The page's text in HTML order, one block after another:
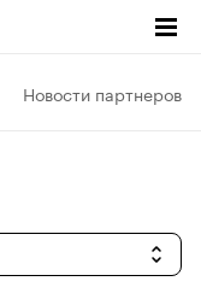
Новости партнеров